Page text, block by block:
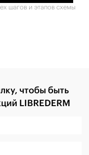
шагов и этапов схемы
чтобы быть
LIBREDERM